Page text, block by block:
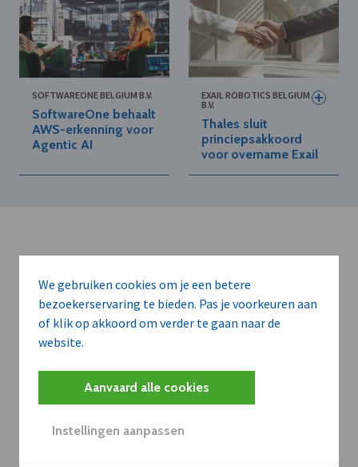
We gebruiken cookies om je een betere
bezoekerservaring te bieden. Pas je voorkeuren aan
of klik op akkoord om verder te gaan naar de
website.
Aanvaard alle cookies
Instellingen aanpassen
SOFTWAREONE BELGIUM B.V.
SoftwareOne behaalt
AWS-erkenning voor
Agentic AI
EXAIL ROBOTICS BELGIUM
B.V.
Thales sluit
princiepsakkoord
voor overname Exail
Kort de voordelen
abonnement...
Neem dVO Leads